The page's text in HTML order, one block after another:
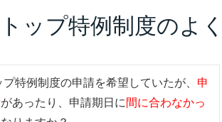
ップ特例制度のよ
プ特例制度の申請を希望していたが、 申
があったり、申請期日に 間に合わなかっ